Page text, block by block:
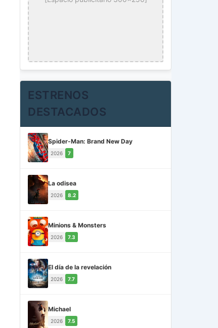
ESTRENOS
DESTACADOS
Spider-Man: Brand New Day
2026 7
La odisea
2026 8.2
Minions & Monsters
2026 7.3
El día de la revelación
2026 7.7
Michael
2026 7.5